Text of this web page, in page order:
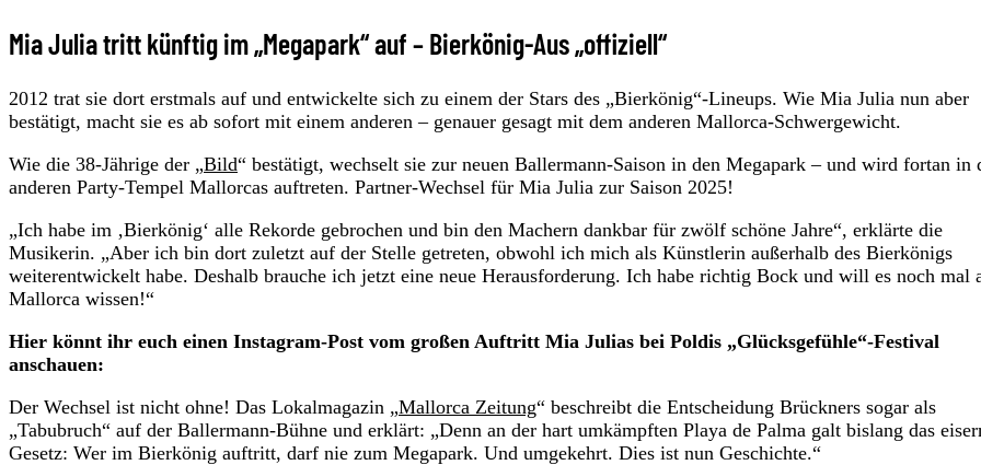
Mia Julia tritt künftig im „Megapark“ auf – Bierkönig-Aus „offiziell“
2012 trat sie dort erstmals auf und entwickelte sich zu einem der Stars des „Bierkönig“-Lineups. Wie Mia Julia nun aber
bestätigt, macht sie es ab sofort mit einem anderen – genauer gesagt mit dem anderen Mallorca-Schwergewicht.
Wie die 38-Jährige der „Bild“ bestätigt, wechselt sie zur neuen Ballermann-Saison in den Megapark – und wird fortan in
anderen Party-Tempel Mallorcas auftreten. Partner-Wechsel für Mia Julia zur Saison 2025!
„Ich habe im ‚Bierkönig‘ alle Rekorde gebrochen und bin den Machern dankbar für zwölf schöne Jahre“, erklärte die
Musikerin. „Aber ich bin dort zuletzt auf der Stelle getreten, obwohl ich mich als Künstlerin außerhalb des Bierkönigs
weiterentwickelt habe. Deshalb brauche ich jetzt eine neue Herausforderung. Ich habe richtig Bock und will es noch mal
Mallorca wissen!“
Hier könnt ihr euch einen Instagram-Post vom großen Auftritt Mia Julias bei Poldis „Glücksgefühle“-Festival
anschauen:
Der Wechsel ist nicht ohne! Das Lokalmagazin „Mallorca Zeitung“ beschreibt die Entscheidung Brückners sogar als
„Tabubruch“ auf der Ballermann-Bühne und erklärt: „Denn an der hart umkämpften Playa de Palma galt bislang das
Gesetz: Wer im Bierkönig auftritt, darf nie zum Megapark. Und umgekehrt. Dies ist nun Geschichte.“